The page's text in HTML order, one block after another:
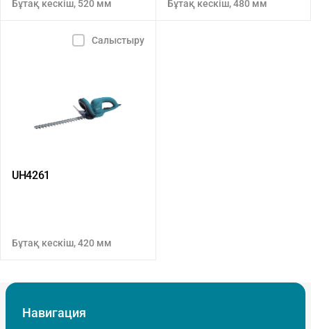
Бұтақ кескіш, 520 мм Бұтақ кескіш, 480 мм
Салыстыру
UH4261
Бұтақ кескіш, 420 мм
Навигация